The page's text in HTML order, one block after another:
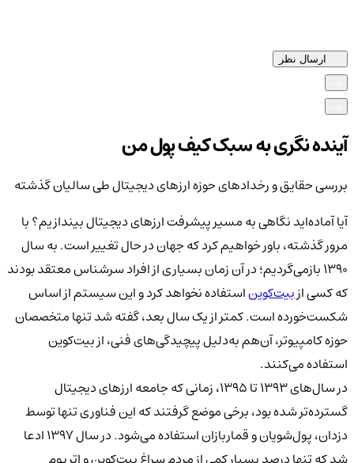
ارسال نظر
آینده نگری به سبک کیف پول من
بررسی حقایق و رخدادهای حوزه ارزهای دیجیتال طی سالیان گذشته
آیا آماده‌اید نگاهی به مسیر پیشرفت ارزهای دیجیتال بیندازیم؟ با
مرور گذشته، باور خواهیم کرد که جهان در حال تغییر است. به سال
۱۳۹۰ بازمی‌گردیم؛ در آن زمان بسیاری از افراد سرشناس معتقد بودند
که کسی ازبیت‌کویناستفاده نخواهد کرد و این سیستم از اساس
شکست‌خورده است. کمتر از یک سال بعد، گفته شد تنها متخصصان
حوزه کامپیوتر، آن‌هم به‌دلیل پیچیدگی‌های فنی، از بیت‌کوین
استفاده می‌کنند.
در سال‌های ۱۳۹۳ تا ۱۳۹۵، زمانی که جامعه ارزهای دیجیتال
گسترده‌تر شده بود، برخی موضع گرفتند که این فناوری تنها توسط
دزدان، پول‌شویان و قماربازان استفاده می‌شود. در سال ۱۳۹۷ ادعا